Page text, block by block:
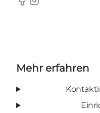
Facebook
Instagram
Mehr erfahren